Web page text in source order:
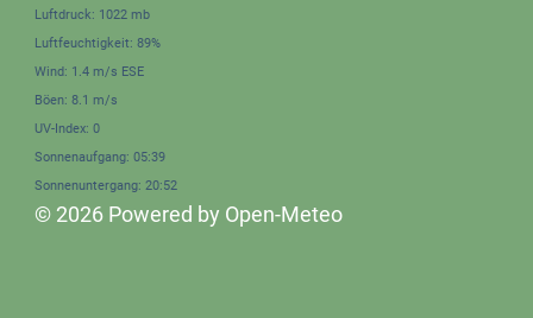
Luftdruck: 1022 mb
Luftfeuchtigkeit: 89%
Wind: 1.4 m/s ESE
Böen: 8.1 m/s
UV-Index: 0
Sonnenaufgang: 05:39
Sonnenuntergang: 20:52
© 2026 Powered by Open-Meteo